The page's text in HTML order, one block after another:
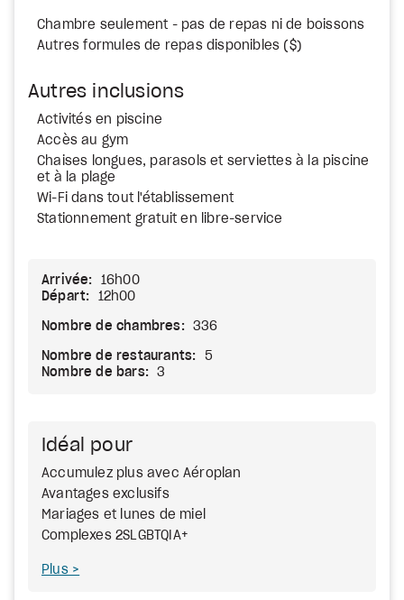
Chambre seulement - pas de repas ni de boissons
Autres formules de repas disponibles ($)
Autres inclusions
Activités en piscine
Accès au gym
Chaises longues, parasols et serviettes à la piscine
et à la plage
Wi-Fi dans tout l'établissement
Stationnement gratuit en libre-service
Arrivée:
16h00
Départ:
12h00
Nombre de chambres: 336
Nombre de restaurants:
5
Nombre de bars:
3
Idéal pour
Accumulez plus avec Aéroplan
Avantages exclusifs
Mariages et lunes de miel
Complexes 2SLGBTQIA+
Plus